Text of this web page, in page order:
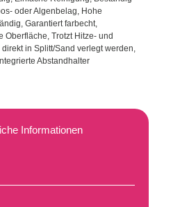
oder Algenbelag, Hohe
Garantiert farbecht,
Oberfläche, Trotzt Hitze- und
in Splitt/Sand verlegt werden,
Abstandhalter
Informationen